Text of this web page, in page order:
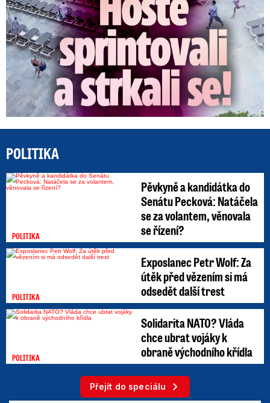
POLITIKA
POLITIKA
Pěvkyně a kandidátka do
Senátu Pecková: Natáčela
se za volantem, věnovala
se řízení?
POLITIKA
Exposlanec Petr Wolf: Za
útěk před vězením si má
odsedět další trest
POLITIKA
Solidarita NATO? Vláda
chce ubrat vojáky k
obraně východního křídla
Přejít do speciálu